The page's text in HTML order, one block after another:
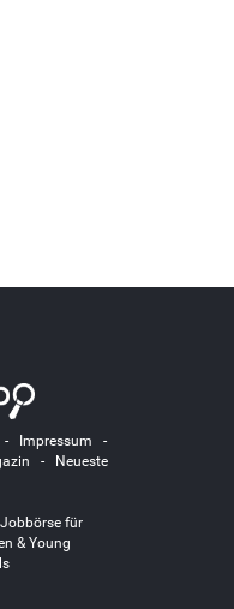
Impressum -
-
Neueste
für
& Young